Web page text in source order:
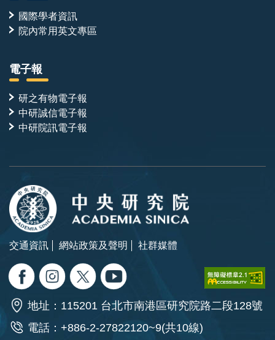
國際學者資訊
院內常用英文專區
電子報
研之有物電子報
中研誠信電子報
中研院訊電子報
交通資訊 網站政策及聲明 社群媒體
地址：115201 台北市南港區研究院路二段128號
電話：+886-2-27822120~9(共10線)